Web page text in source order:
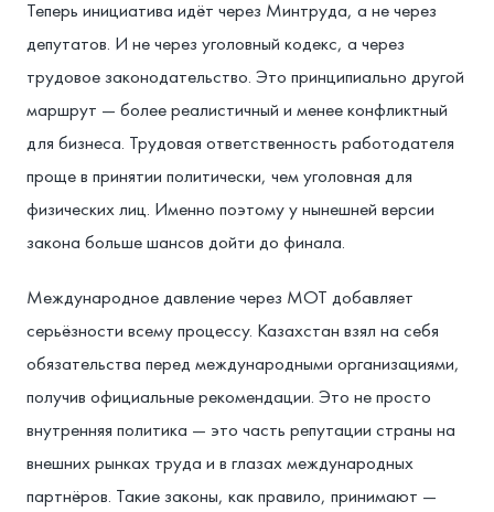
Теперь инициатива идёт через Минтруда, а не через
депутатов. И не через уголовный кодекс, а через
трудовое законодательство. Это принципиально другой
маршрут — более реалистичный и менее конфликтный
для бизнеса. Трудовая ответственность работодателя
проще в принятии политически, чем уголовная для
физических лиц. Именно поэтому у нынешней версии
закона больше шансов дойти до финала.
Международное давление через МОТ добавляет
серьёзности всему процессу. Казахстан взял на себя
обязательства перед международными организациями,
получив официальные рекомендации. Это не просто
внутренняя политика — это часть репутации страны на
внешних рынках труда и в глазах международных
партнёров. Такие законы, как правило, принимают —